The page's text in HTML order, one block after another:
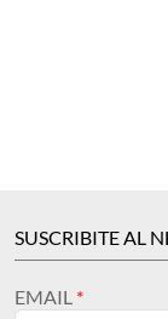
SUSCRIBITE AL
EMAIL